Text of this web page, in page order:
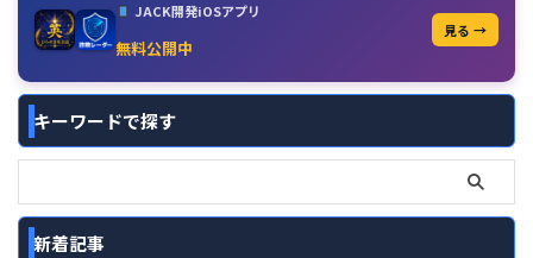
JACK開発iOSアプリ
無料公開中
見る →
キーワードで探す
新着記事